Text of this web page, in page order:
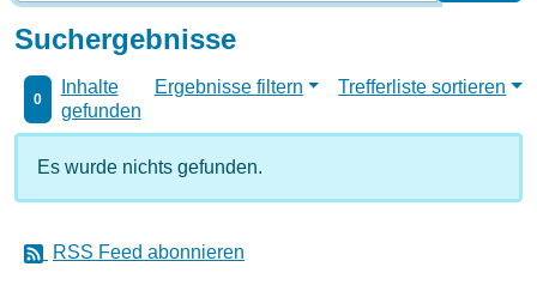
Suchergebnisse
0
Inhalte
gefunden
Ergebnisse filtern Trefferliste sortieren
Es wurde nichts gefunden.
RSS Feed abonnieren